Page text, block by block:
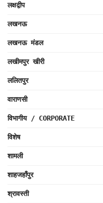
लक्षद्वीप
लखनऊ
लखनऊ मंडल
लखीमपुर खीरी
ललितपुर
वाराणसी
विभागीय / CORPORATE
विशेष
शामली
शाहजहाँपुर
श्रावस्ती